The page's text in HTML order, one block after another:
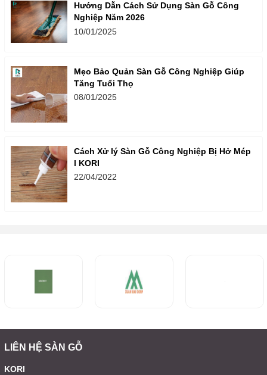
Hướng Dẫn Cách Sử Dụng Sàn Gỗ Công
Nghiệp Năm 2026
10/01/2025
Mẹo Bảo Quản Sàn Gỗ Công Nghiệp Giúp
Tăng Tuổi Thọ
08/01/2025
Cách Xử lý Sàn Gỗ Công Nghiệp Bị Hở Mép
l KORI
22/04/2022
LIÊN HỆ SÀN GỖ
KORI